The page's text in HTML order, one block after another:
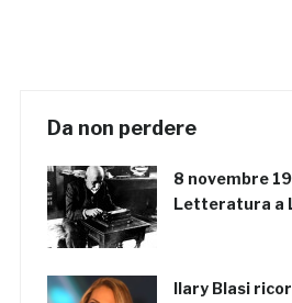
Da non perdere
8 novembre
Letteratura a
Ilary Blasi